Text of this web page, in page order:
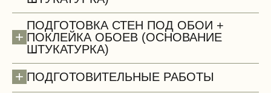
Сантехнические работы (демонтаж)
+
ПОДГОТОВКА СТЕН ПОД ОБОИ +
ПОКЛЕЙКА ОБОЕВ (ОСНОВАНИЕ
ШТУКАТУРКА)
+ ПОДГОТОВИТЕЛЬНЫЕ РАБОТЫ